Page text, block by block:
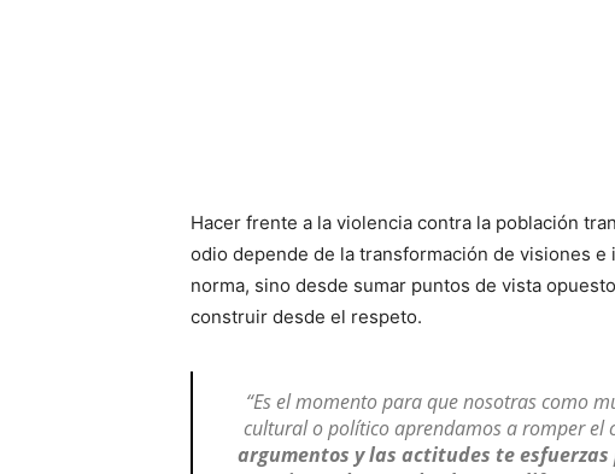
Hacer frente a la violencia contra la población
odio depende de la transformación de visiones
norma, sino desde sumar puntos de vista
construir desde el respeto.
“Es el momento para que nosotras como
cultural o político aprendamos a romper el
argumentos y las actitudes te